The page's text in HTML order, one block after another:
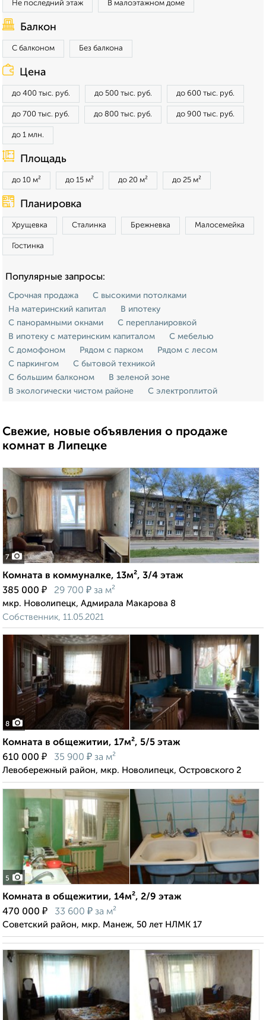
Не последний этаж В малоэтажном доме
Балкон
С балконом Без балкона
Цена
до 400 тыс. руб. до 500 тыс. руб. до 600 тыс. руб.
до 700 тыс. руб. до 800 тыс. руб. до 900 тыс. руб.
до 1 млн.
Площадь
до 10 м² до 15 м² до 20 м² до 25 м²
Планировка
Хрущевка Сталинка Брежневка Малосемейка
Гостинка
Популярные запросы:
Срочная продажа
С высокими потолками
На материнский капитал
В ипотеку
С панорамными окнами
С перепланировкой
В ипотеку с материнским капиталом
С мебелью
С домофоном
Рядом с парком
Рядом с лесом
С паркингом
С бытовой техникой
С большим балконом
В зеленой зоне
В экологически чистом районе
С электроплитой
Свежие, новые объявления о продаже
комнат в Липецке
7
Комната в коммуналке, 13м², 3/4 этаж
385 000 ₽ 29 700 ₽ за м²
мкр. Новолипецк, Адмирала Макарова 8
Собственник, 11.05.2021
8
Комната в общежитии, 17м², 5/5 этаж
610 000 ₽ 35 900 ₽ за м²
Левобережный район, мкр. Новолипецк, Островского 2
5
Комната в общежитии, 14м², 2/9 этаж
470 000 ₽ 33 600 ₽ за м²
Советский район, мкр. Манеж, 50 лет НЛМК 17